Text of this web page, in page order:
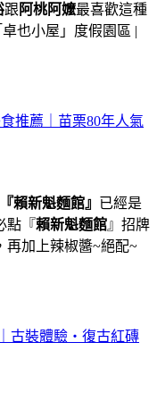
跟 阿桃阿嬤最喜歡這種
也小屋」度假園區 |
推薦｜苗栗80年人氣
賴新魁麵館』 已經是
點『賴新魁麵館』招牌
再加上辣椒醬~絕配~
古裝體驗・復古紅磚